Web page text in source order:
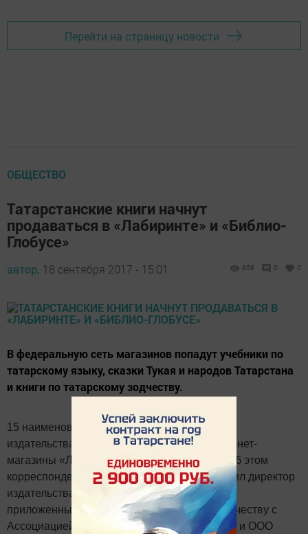
Перейти на страницу новости
ОБЩЕСТВО
Татарстанские книги начнут
продаваться в «Лабиринте» и «Библио-
Глобусе»
автор, 18 сентября 2017 - 15:01 858 0 0
В федеральную сеть магазинов попадут учебники по
татарскому языку, сказки Тукая и народов Татарстана
и книги по татарскому зодчеству.
15 наименований книг Татарского книжного
издательства будут продаваться через интернет-
магазины «Лабиринт» и «Библио-Глобус». Об этом
корреспонденту ИА «Татар-информ»сообщил директор
издательства Ильдар Сагдатшин. Благодаря
приложенным усилиям и плотному сотрудничеству с
Ассоциацией книгоиздателей России (АСКИ) и ООО